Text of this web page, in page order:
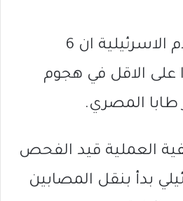
قالت وسائل الاعلام الاسرئيلية ان 6
على الاقل في هجوم
المصري.
العملية قيد الفحص
بدأ بنقل المصابين